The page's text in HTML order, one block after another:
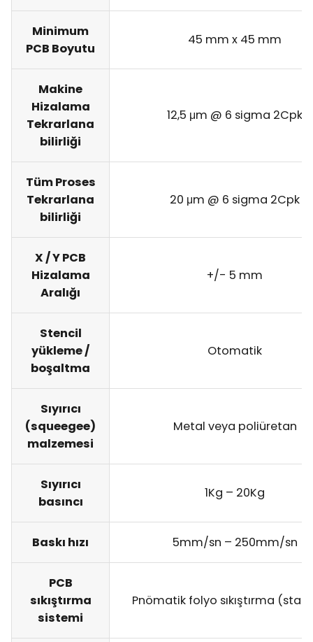
Minimum
PCB Boyutu
45 mm x 45 mm
Makine
Hizalama
Tekrarlana
bilirliği
12,5 μm @ 6 sigma 2Cpk
Tüm Proses
Tekrarlana
bilirliği
20 μm @ 6 sigma 2Cpk
X / Y PCB
Hizalama
Aralığı
+/- 5 mm
Stencil
yükleme /
boşaltma
Otomatik
Sıyırıcı
(squeegee)
malzemesi
Metal veya poliüretan
Sıyırıcı
basıncı
1Kg – 20Kg
Baskı hızı 5mm/sn – 250mm/sn
PCB
sıkıştırma
sistemi
Pnömatik folyo sıkıştırma